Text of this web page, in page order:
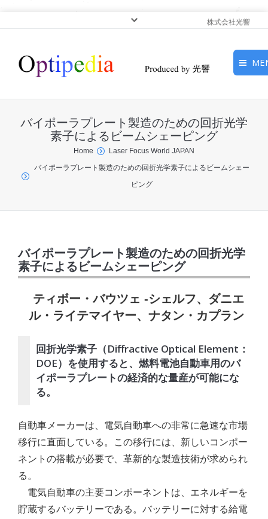
株式会社光響
ピックアップ
バイポーラプレート製造のための回折光学
素子によるビームシェーピング
You are here:Home
Laser Focus World JAPAN
バイポーラプレート製造のための回折光学素子によるビームシェー
ピング
バイポーラプレート製造のための回折光学
素子によるビームシェーピング
ティボー・バウツェ -シェルフ、ダニエ
ル・ライテマイヤー、ナタン・カプラン
回折光学素子（Diffractive Optical Element：
DOE）を使用すると、燃料電池自動車用のバ
イポーラプレートの経済的な量産が可能にな
る。
自動車メーカーは、電気自動車への非常に急速な市場
移行に直面している。この移行には、新しいコンポー
ネントの搭載が必要で、革新的な製造技術が求められ
る。
電気自動車の主要コンポーネントは、エネルギーを
貯蔵するバッテリーである。バッテリーに対する給電